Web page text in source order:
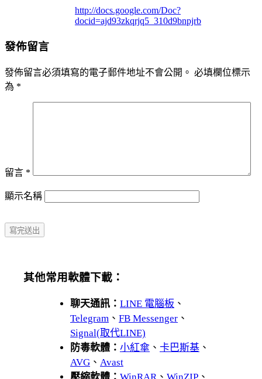
http://docs.google.com/Doc?
docid=ajd93zkqrjq5_310d9bnpjrb
發佈留言
發佈留言必須填寫的電子郵件地址不會公開。 必填欄位標示
為 *
留言 *
顯示名稱
其他常用軟體下載：
聊天通訊： LINE 電腦板 、
Telegram 、 FB Messenger 、
Signal(取代LINE)
防毒軟體： 小紅傘 、 卡巴斯基 、
AVG 、 Avast